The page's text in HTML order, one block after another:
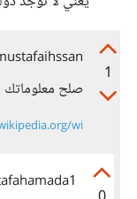
1
صلح معلوماتك
wi...